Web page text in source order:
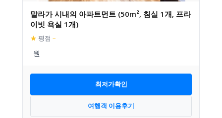
말라가 시내의 아파트먼트 (50m², 침실 1개, 프라
이빗 욕실 1개)
★ 평점 –
최저가확인
여행객 이용후기